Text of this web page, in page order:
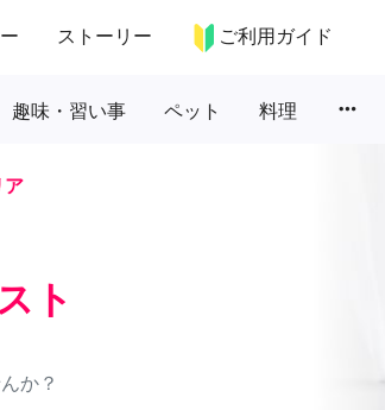
ストーリー ご利用ガイド
趣味・習い事 ペット 料理 more_horiz
ア
ト
か？